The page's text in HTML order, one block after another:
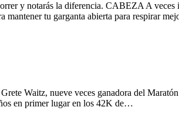
y notarás la diferencia. CABEZA A
mantener tu garganta abierta para respirar
Waitz, nueve veces ganadora del
en primer lugar en los 42K de…